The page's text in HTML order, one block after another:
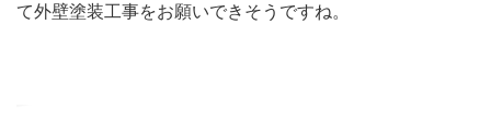
て外壁塗装工事をお願いできそうですね。